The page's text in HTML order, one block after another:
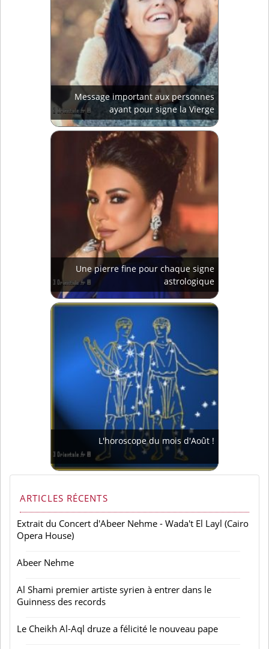
Message important aux personnes
ayant pour signe la Vierge
Une pierre fine pour chaque signe
astrologique
L'horoscope du mois d'Août !
ARTICLES RÉCENTS
Extrait du Concert d'Abeer Nehme - Wada't El Layl (Cairo
Opera House)
Abeer Nehme
Al Shami premier artiste syrien à entrer dans le
Guinness des records
Le Cheikh Al-Aql druze a félicité le nouveau pape